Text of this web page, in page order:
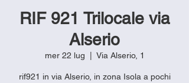
RIF 921 Trilocale via
Alserio
mer 22 lug Via Alserio, 1
rif921 in via Alserio, in zona Isola a pochi